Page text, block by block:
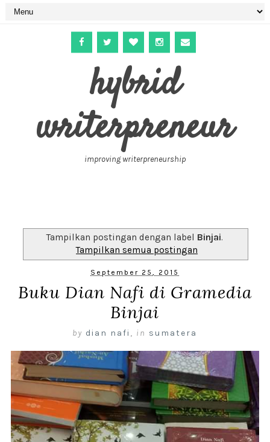
hybrid
writerpreneur
improving writerpreneurship
Tampilkan postingan dengan label Binjai.
Tampilkan semua postingan
September 25, 2015
Buku Dian Nafi di Gramedia
Binjai
by dian nafi , in sumatera